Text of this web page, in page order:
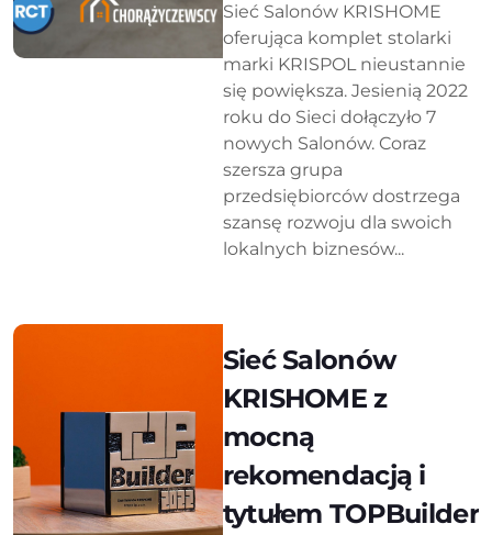
Sieć Salonów KRISHOME
oferująca komplet stolarki
marki KRISPOL nieustannie
się powiększa. Jesienią 2022
roku do Sieci dołączyło 7
nowych Salonów. Coraz
szersza grupa
przedsiębiorców dostrzega
szansę rozwoju dla swoich
lokalnych biznesów...
Sieć Salonów
KRISHOME z
mocną
rekomendacją i
tytułem TOPBuilder